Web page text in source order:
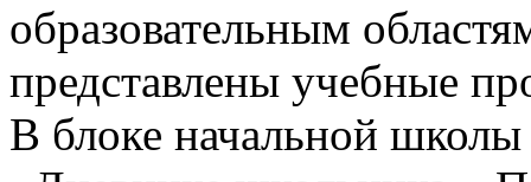
образовательным
представлены учебные
В блоке начальной